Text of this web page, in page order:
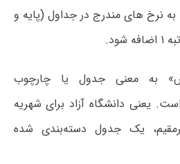
نرخ های مندرج در جداول (پایه و
به معنی جدول یا چارچوب
یعنی دانشگاه آزاد برای شهریه
یک جدول دسته‌بندی شده